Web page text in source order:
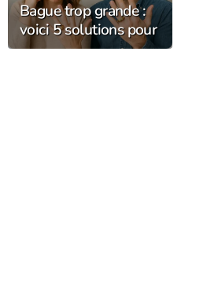
Bague trop grande :
voici 5 solutions pour
la resserrer